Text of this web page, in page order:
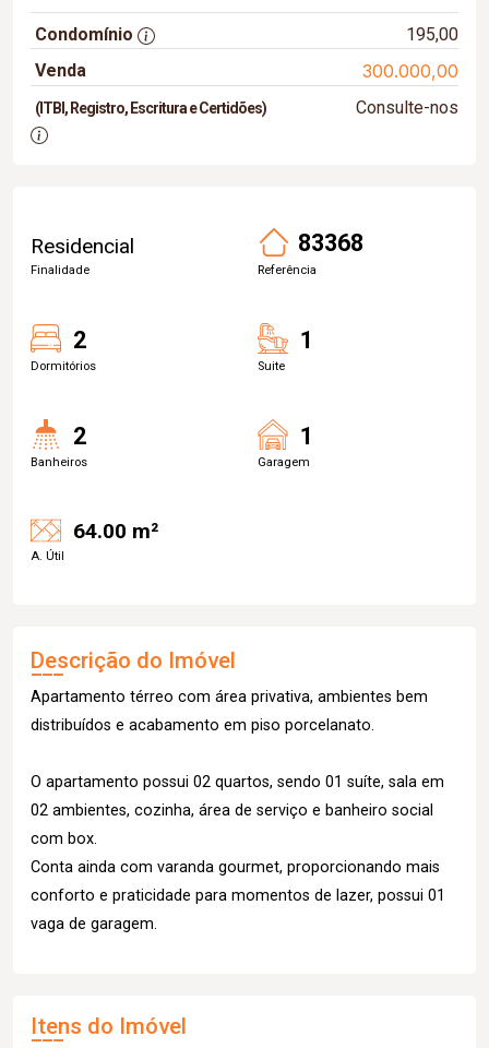
Condomínio
195,00
Venda
300.000,00
(ITBI, Registro, Escritura e Certidões) Consulte-nos
Residencial
Finalidade
83368
Referência
2
Dormitórios
1
Suite
2
Banheiros
1
Garagem
64.00 m²
A. Útil
Descrição do Imóvel
Apartamento térreo com área privativa, ambientes bem
distribuídos e acabamento em piso porcelanato.
O apartamento possui 02 quartos, sendo 01 suíte, sala em
02 ambientes, cozinha, área de serviço e banheiro social
com box.
Conta ainda com varanda gourmet, proporcionando mais
conforto e praticidade para momentos de lazer, possui 01
vaga de garagem.
Itens do Imóvel